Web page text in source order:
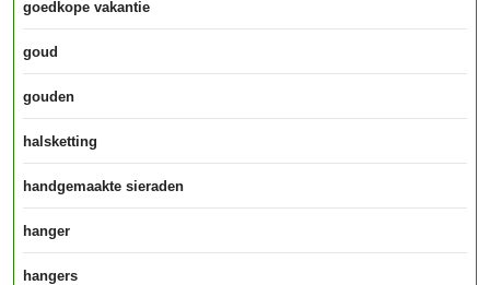
goedkope vakantie
goud
gouden
halsketting
handgemaakte sieraden
hanger
hangers